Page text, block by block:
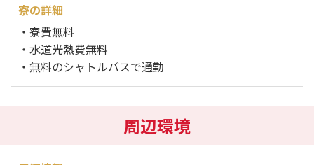
寮の詳細
・寮費無料
・水道光熱費無料
・無料のシャトルバスで通勤
周辺環境